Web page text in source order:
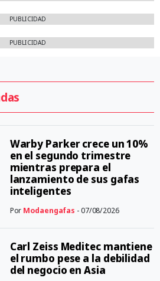
PUBLICIDAD
PUBLICIDAD
Warby Parker crece un 10%
en el segundo trimestre
mientras prepara el
lanzamiento de sus gafas
inteligentes
Por Modaengafas - 07/08/2026
Carl Zeiss Meditec mantiene
el rumbo pese a la debilidad
del negocio en Asia